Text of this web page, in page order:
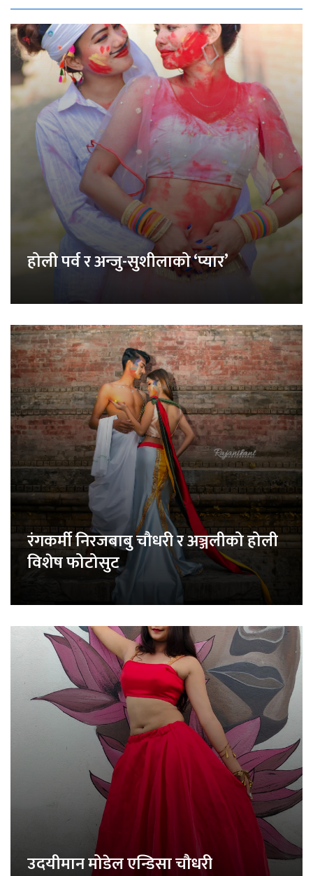
होली पर्व र अन्जु-सुशीलाको ‘प्यार’
रंगकर्मी निरजबाबु चौधरी र अञ्जलीको होली
विशेष फोटोसुट
उदयीमान मोडेल एन्डिसा चौधरी